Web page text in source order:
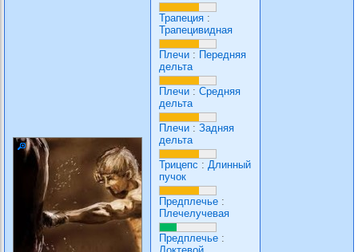
Трапеция :
Трапецивидная
Плечи : Передняя
дельта
Плечи : Средняя
дельта
Плечи : Задняя
дельта
Трицепс : Длинный
пучок
Предплечье :
Плечелучевая
Предплечье :